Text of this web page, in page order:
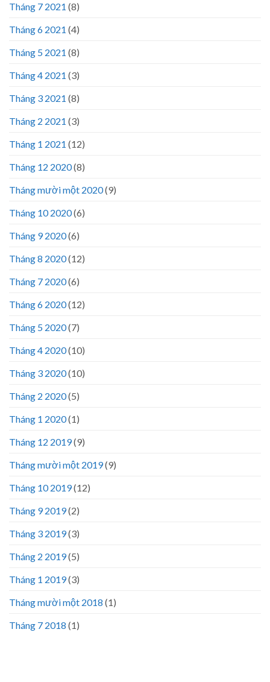
Tháng 7 2021 (8)
Tháng 6 2021 (4)
Tháng 5 2021 (8)
Tháng 4 2021 (3)
Tháng 3 2021 (8)
Tháng 2 2021 (3)
Tháng 1 2021 (12)
Tháng 12 2020(8)
Tháng mười một 2020(9)
Tháng 10 2020(6)
Tháng 9 2020(6)
Tháng 8 2020(12)
Tháng 7 2020(6)
Tháng 6 2020(12)
Tháng 5 2020(7)
Tháng 4 2020(10)
Tháng 3 2020(10)
Tháng 2 2020(5)
Tháng 1 2020(1)
Tháng 12 2019(9)
Tháng mười một 2019(9)
Tháng 10 2019(12)
Tháng 9 2019(2)
Tháng 3 2019(3)
Tháng 2 2019(5)
Tháng 1 2019(3)
Tháng mười một 2018 (1)
Tháng 7 2018 (1)